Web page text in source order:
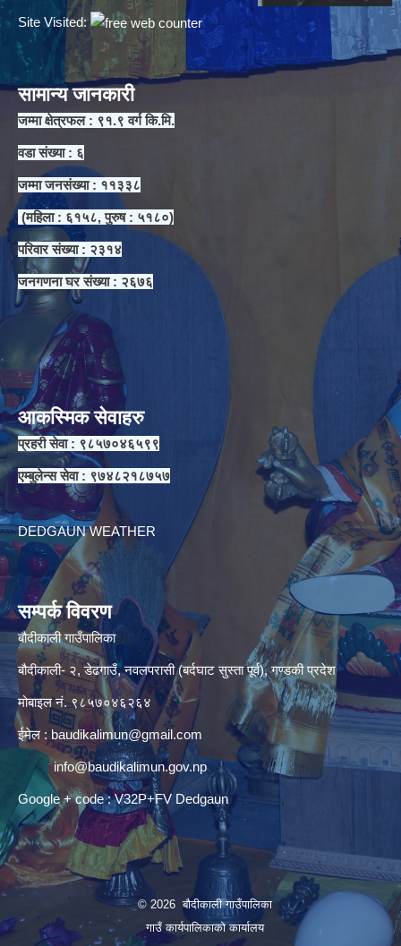
Site Visited:
सामान्य जानकारी
जम्मा क्षेत्रफल : ९१.९ वर्ग कि.मि.
वडा संख्या : ६
जम्मा जनसंख्या : ११३३८
(महिला : ६१५८, पुरुष : ५१८०)
परिवार संख्या : २३१४
जनगणना घर संख्या : २६७६
आकस्मिक सेवाहरु
प्रहरी सेवा : ९८५७०४६५९९
एम्बुलेन्स सेवा : ९७४८२१८७५७
DEDGAUN WEATHER
सम्पर्क विवरण
बौदीकाली गाउँपालिका
बौदीकाली- २, डेढगाउँ, नवलपरासी (बर्दघाट सुस्ता पूर्व), गण्डकी प्रदेश
मोबाइल नं. ९८५७०४६२६४
ईमेल : baudikalimun@gmail.com
info@baudikalimun.gov.np
Google + code : V32P+FV Dedgaun
© 2026 बौदीकाली गाउँपालिका
गाउँ कार्यपालिकाको कार्यालय